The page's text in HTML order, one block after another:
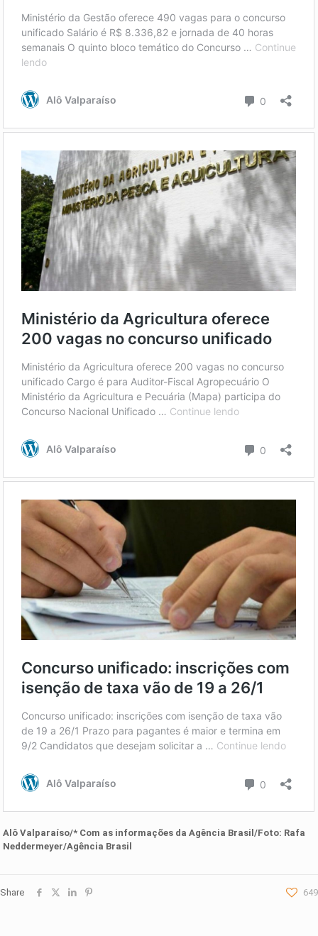
Alô Valparaíso/* Com as informações daAgência Brasil/Foto: Rafa
Neddermeyer/Agência Brasil
Share 649